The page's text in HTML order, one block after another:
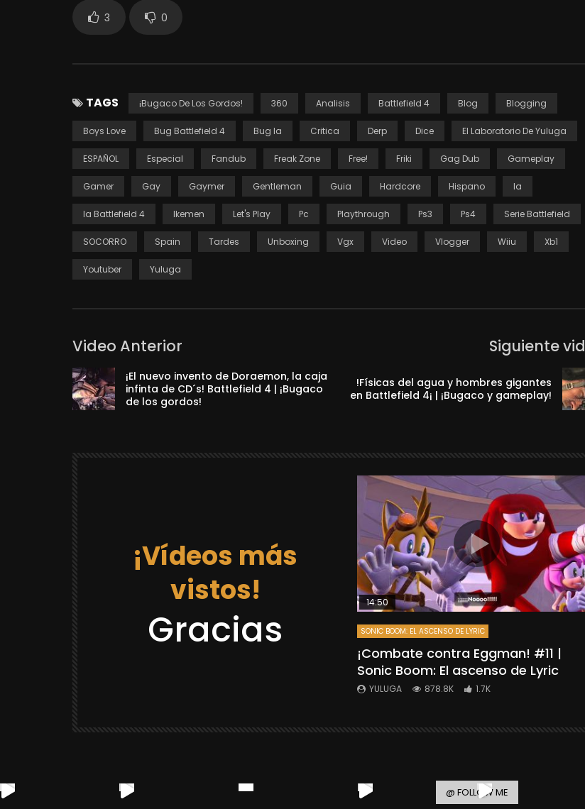
3 0
TAGS ¡Bugaco De Los Gordos! 360 Analisis Battlefield 4 Blog Blogging
Boys Love Bug Battlefield 4 Bug Ia Critica Derp Dice El Laboratorio De Yuluga
ESPAÑOL Especial Fandub Freak Zone Free! Friki Gag Dub Gameplay
Gamer Gay Gaymer Gentleman Guia Hardcore Hispano Ia
Ia Battlefield 4 Ikemen Let's Play Pc Playthrough Ps3 Ps4 Serie Battlefield
SOCORRO Spain Tardes Unboxing Vgx Video Vlogger Wiiu Xb1
Youtuber Yuluga
Video Anterior
¡El nuevo invento de Doraemon, la caja
infinta de CD´s! Battlefield 4 | ¡Bugaco
de los gordos!
Siguiente
!Físicas del agua y hombres gigantes
en Battlefield 4¡ | ¡Bugaco y gameplay!
¡Vídeos más
vistos!
Gracias
DRAGON BALL REACCIONES
14:50
SONIC BOOM: EL ASCENSO DE LYRIC
¡Combate contra Eggman! #11 |
Sonic Boom: El ascenso de Lyric
YULUGA 878.8K 1.7K
@ FOLLOW ME